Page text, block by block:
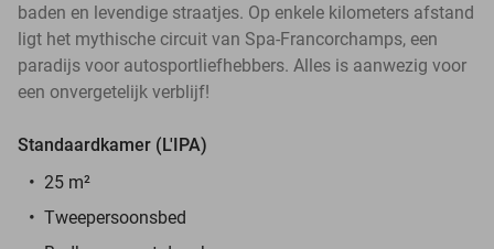
baden en levendige straatjes. Op enkele kilometers afstand
ligt het mythische circuit van Spa-Francorchamps, een
paradijs voor autosportliefhebbers. Alles is aanwezig voor
een onvergetelijk verblijf!
Standaardkamer (L'IPA)
25 m²
Tweepersoonsbed